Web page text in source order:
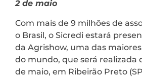
2 de maio
Com mais de 9 milhões de
o Brasil, o Sicredi estará
da Agrishow, uma das
do mundo, que será realizada
de maio, em Ribeirão Preto